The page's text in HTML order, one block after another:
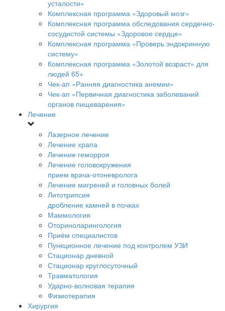
усталости»
Комплексная программа «Здоровый мозг»
Комплексная программа обследования сердечно-
сосудистой системы «Здоровое сердце»
Комплексная программа «Проверь эндокринную
систему»
Комплексная программа «Золотой возраст» для
людей 65+
Чек-ап «Ранняя диагностика анемии»
Чек-ап «Первичная диагностика заболеваний
органов пищеварения»
Лечение
Лазерное лечение
Лечение храпа
Лечение геморроя
Лечение головокружения
прием врача-отоневролога
Лечение мигреней и головных болей
Литотрипсия
дробление камней в почках
Маммология
Оториноларингология
Приём специалистов
Пункционное лечение под контролем УЗИ
Стационар дневной
Стационар круглосуточный
Травматология
Ударно-волновая терапия
Физиотерапия
Хирургия